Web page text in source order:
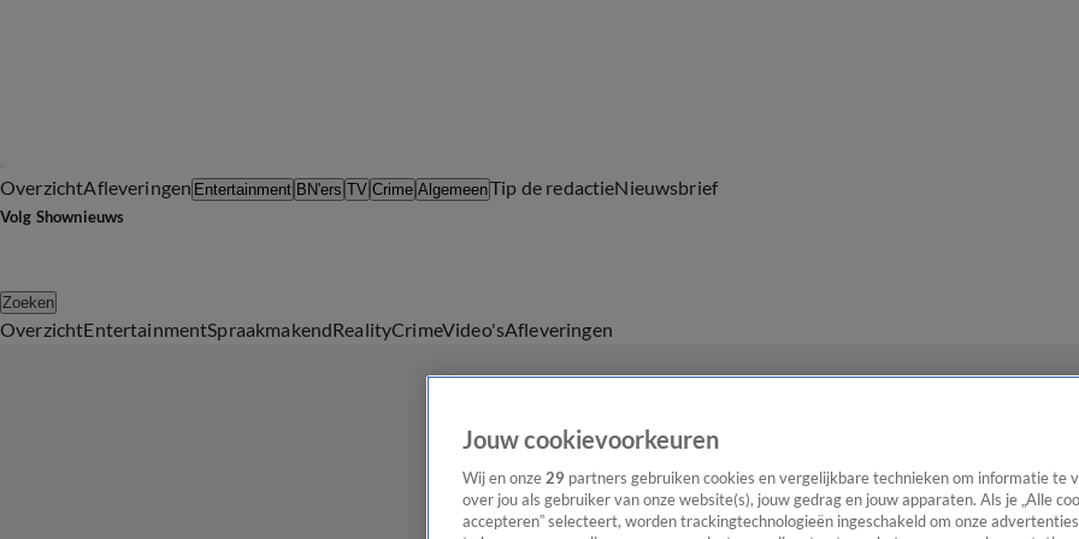
OverzichtAfleveringen Entertainment BN'ers TV Crime AlgemeenTip de redactieNieuwsbrief
Volg Shownieuws
Zoeken
OverzichtEntertainmentSpraakmakendRealityCrimeVideo'sAfleveringen
Jouw cookievoorkeuren
Wij en onze 29 partners gebruiken cookies en vergelijkbare technieken om informatie te
over jou als gebruiker van onze website(s), jouw gedrag en jouw apparaten. Als je „Alle
accepteren” selecteert, worden trackingtechnologieën ingeschakeld om onze